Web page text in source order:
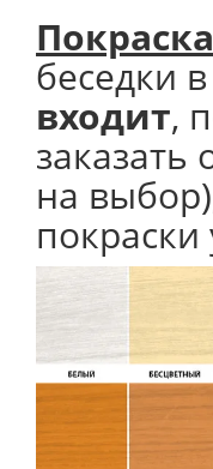
беседки в
входит,
заказать
на
покраски